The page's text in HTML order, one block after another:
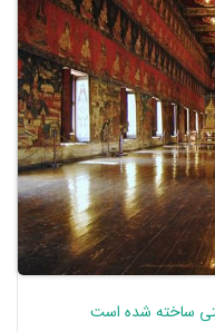
ساخته شده است